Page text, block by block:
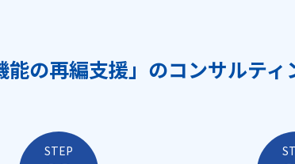
能の再編支援」のコンサルティ
STEP